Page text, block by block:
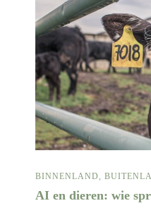
BINNENLAND,
AI en dieren: wie